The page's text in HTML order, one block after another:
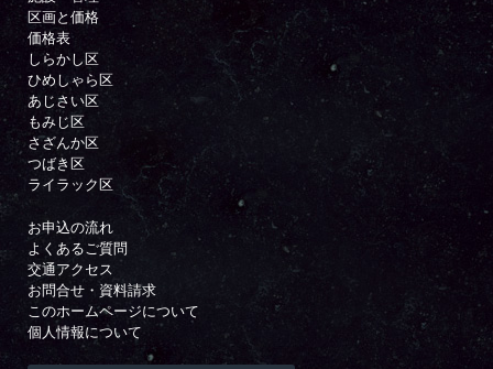
区画と価格
価格表
しらかし区
ひめしゃら区
あじさい区
もみじ区
さざんか区
つばき区
ライラック区
お申込の流れ
よくあるご質問
交通アクセス
お問合せ・資料請求
このホームページについて
個人情報について